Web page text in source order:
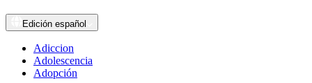
Edición español
Adiccion
Adolescencia
Adopción